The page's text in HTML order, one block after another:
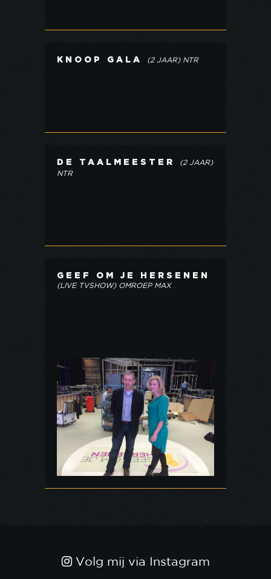
KNOOP GALA (2 JAAR) NTR
DE TAALMEESTER
(2 JAAR)
NTR
GEEF OM JE HERSENEN
(LIVE TVSHOW) OMROEP MAX
Volg mij via Instagram